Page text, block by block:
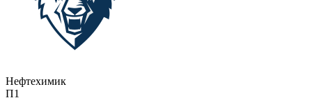
Нефтехимик
П1